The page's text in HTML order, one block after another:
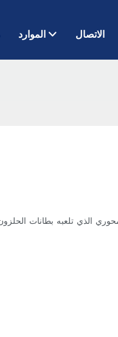
الموارد الاتصال
الذي تلعبه بطانات